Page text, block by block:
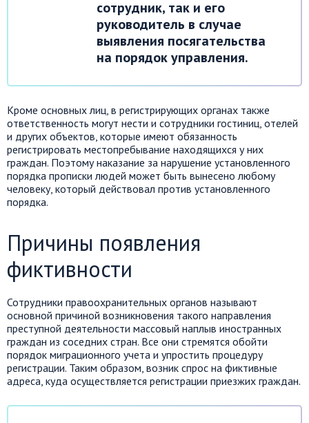
сотрудник, так и его
руководитель в случае
выявления посягательства
на порядок управления.
Кроме основных лиц, в регистрирующих органах также
ответственность могут нести и сотрудники гостиниц, отелей
и других объектов, которые имеют обязанность
регистрировать местопребывание находящихся у них
граждан. Поэтому наказание за нарушение установленного
порядка прописки людей может быть вынесено любому
человеку, который действовал против установленного
порядка.
Причины появления
фиктивности
Сотрудники правоохранительных органов называют
основной причиной возникновения такого направления
преступной деятельности массовый наплыв иностранных
граждан из соседних стран. Все они стремятся обойти
порядок миграционного учета и упростить процедуру
регистрации. Таким образом, возник спрос на фиктивные
адреса, куда осуществляется регистрации приезжих граждан.